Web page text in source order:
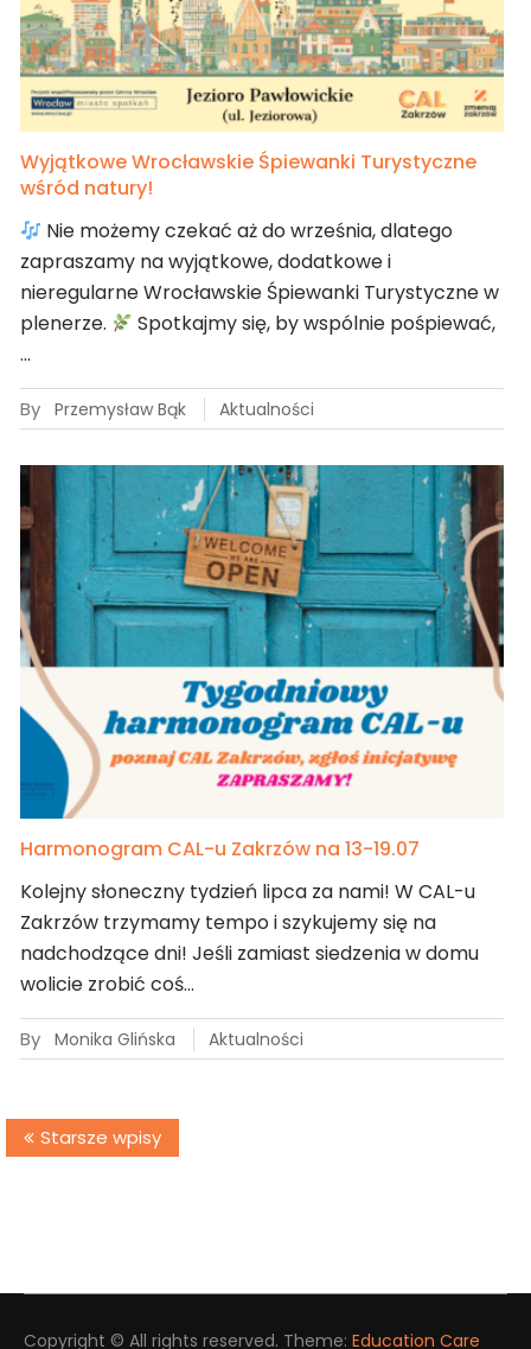
Wyjątkowe Wrocławskie Śpiewanki Turystyczne
wśród natury!
Nie możemy czekać aż do września, dlatego
zapraszamy na wyjątkowe, dodatkowe i
nieregularne Wrocławskie Śpiewanki Turystyczne w
plenerze.
Spotkajmy się, by wspólnie pośpiewać,
…
By Przemysław Bąk Aktualności
Harmonogram CAL-u Zakrzów na 13-19.07
Kolejny słoneczny tydzień lipca za nami! W CAL-u
Zakrzów trzymamy tempo i szykujemy się na
nadchodzące dni! Jeśli zamiast siedzenia w domu
wolicie zrobić coś…
By Monika Glińska Aktualności
Nawigacja
poStarsze wpisy
Copyright © All rights reserved. Theme: Education Care